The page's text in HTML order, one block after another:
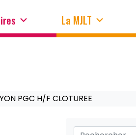
La MJLT
PGC H/F CLOTUREE